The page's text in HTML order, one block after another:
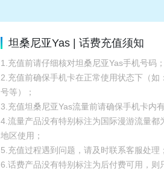
坦桑尼亚Yas | 话费充值须知
1.充值前请仔细核对坦桑尼亚Yas手机号码；
2.充值前确保手机卡在正常使用状态下（
号等）；
3.充值坦桑尼亚Yas流量前请确保手机卡内
4.流量产品没有特别标注为国际漫游流量
地区使用；
5.充值过程遇到问题，请及时联系客服处理；
6.话费产品没有特别标注为后付费可用，则